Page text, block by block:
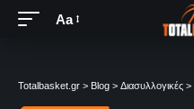
Aa
Totalbasket.gr > Blog > Διασυλλογικές >